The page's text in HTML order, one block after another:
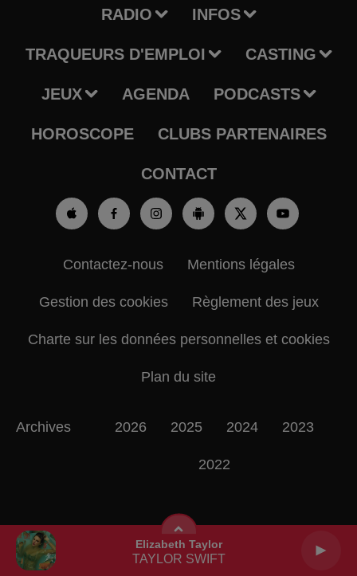
Elizabeth Taylor
TAYLOR SWIFT
RADIO INFOS
TRAQUEURS D'EMPLOI CASTING
JEUX AGENDA PODCASTS
HOROSCOPE CLUBS PARTENAIRES
CONTACT
Contactez-nous Mentions légales
Gestion des cookies Règlement des jeux
Charte sur les données personnelles et cookies
Plan du site
Archives 2026 2025 2024 2023
2022